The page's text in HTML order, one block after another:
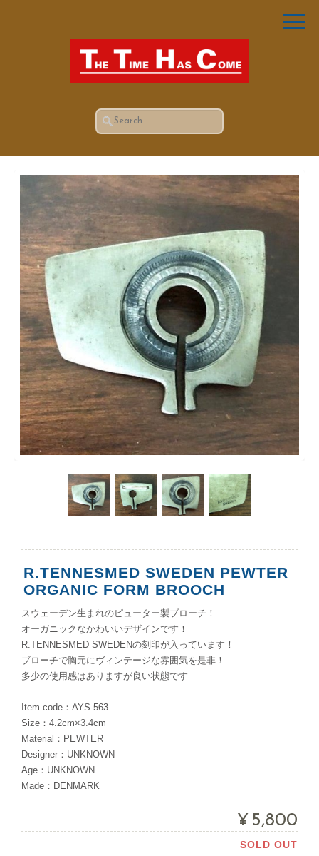
R.TENNESMED SWEDEN PEWTER
ORGANIC FORM BROOCH
スウェーデン生まれのピューター製ブローチ！
オーガニックなかわいいデザインです！
R.TENNESMED SWEDENの刻印が入っています！
ブローチで胸元にヴィンテージな雰囲気を是非！
多少の使用感はありますが良い状態です
Item code：AYS-563
Size：4.2cm×3.4cm
Material：PEWTER
Designer：UNKNOWN
Age：UNKNOWN
Made：DENMARK
¥5,800
SOLD OUT